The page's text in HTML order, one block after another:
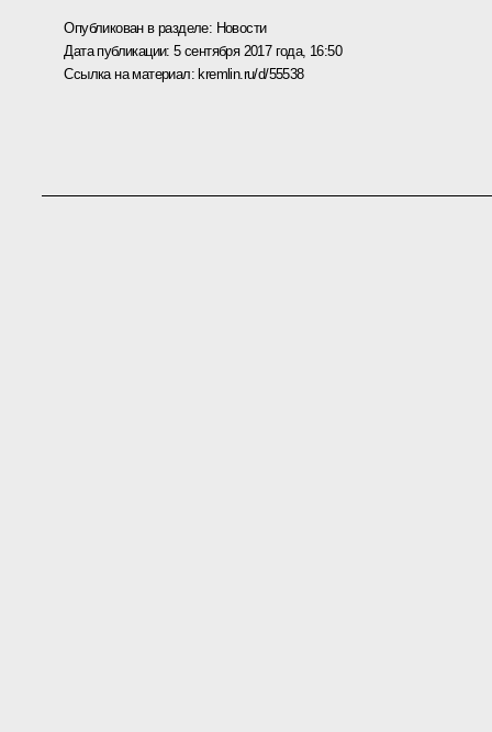
Опубликован в разделе: Новости
Дата публикации:5 сентября 2017 года, 16:50
Ссылка на материал: kremlin.ru/d/55538